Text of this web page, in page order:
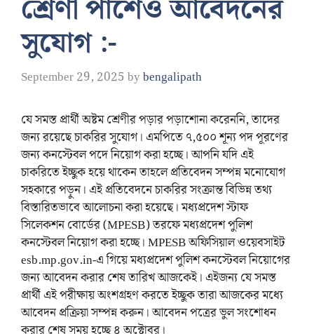
শ্রেণী পাশেও আবেদনের
সুযোগ :-
September 29, 2025bybengalipath
যে সমস্ত প্রার্থী অষ্টম শ্রেণীর পড়ার পড়াশোনা করেননি, তাদের
জন্য রয়েছে চাকরির সুযোগ। এমপিতে ৭,৫০০ শূন্য পদ পূরণের
জন্য কনস্টেবল পদে নিয়োগ করা হচ্ছে। আপনি যদি এই
চাকরিতে ইচ্ছুক হয়ে থাকেন তাহলে প্রতিবেদন সম্পন্ন মনোযোগ
সহকারে পড়ুন। এই প্রতিবেদনে চাকরির সংক্রান্ত বিভিন্ন তথ্য
বিস্তারিতভাবে আলোচনা করা হয়েছে। মধ্যপ্রদেশ স্টাফ
সিলেকশন বোর্ডের (MPESB) তরফে মধ্যপ্রদেশ পুলিশ
কনস্টেবল নিয়োগ করা হচ্ছে। MPESB অফিসিয়াল ওয়েবসাইট
esb.mp.gov.in-এ গিয়ে মধ্যপ্রদেশ পুলিশ কনস্টেবল নিয়োগের
জন্য আবেদন করার শেষ তারিখ আজকেই। এইজন্য যে সমস্ত
প্রার্থী এই পরীক্ষায় অংশগ্রহণ করতে ইচ্ছুক তারা আজকের মধ্যে
আবেদন প্রক্রিয়া সম্পন্ন করুন। আবেদন পত্রের ভুল সংশোধন